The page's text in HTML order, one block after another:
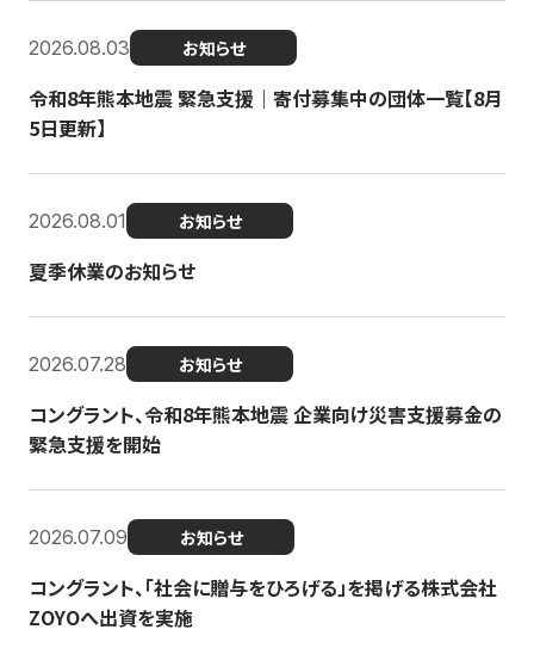
2026.08.03 お知らせ
令和8年熊本地震 緊急支援｜寄付募集中の団体一覧【8月
5日更新】
2026.08.01 お知らせ
夏季休業のお知らせ
2026.07.28 お知らせ
コングラント、令和8年熊本地震 企業向け災害支援募金の
緊急支援を開始
2026.07.09 お知らせ
コングラント、「社会に贈与をひろげる」を掲げる株式会社
ZOYOへ出資を実施